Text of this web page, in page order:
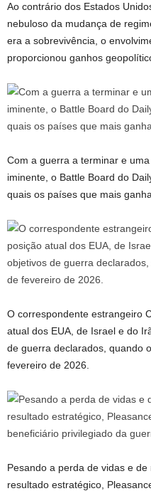
Ao contrário dos Estados
nebuloso da mudança de
era a sobrevivência, o
proporcionou ganhos
Com a guerra a terminar e
iminente, o Battle Board do
quais os países que mais
O correspondente estrangeiro
atual dos EUA, de Israel e do
de guerra declarados, quando
fevereiro de 2026.
Pesando a perda de vidas e
resultado estratégico,